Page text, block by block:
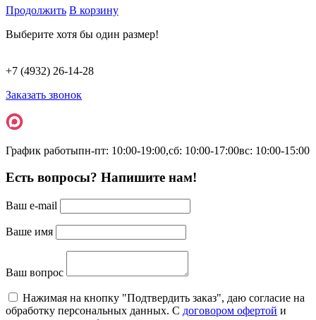
Продолжить В корзину
Выберите хотя бы один размер!
+7 (4932) 26-14-28
Заказать звонок
График работыпн-пт: 10:00-19:00,сб: 10:00-17:00вс: 10:00-15:00
Есть вопросы? Напишите нам!
Ваш e-mail
Ваше имя
Ваш вопрос
Нажимая на кнопку "Подтвердить заказ", даю согласие на
обработку персональных данных. С договором офертой и